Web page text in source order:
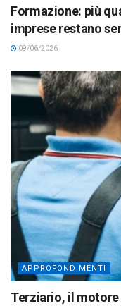
Formazione: più
imprese restano
09/06/2026
APPROFONDIMENTI
Terziario, il motore